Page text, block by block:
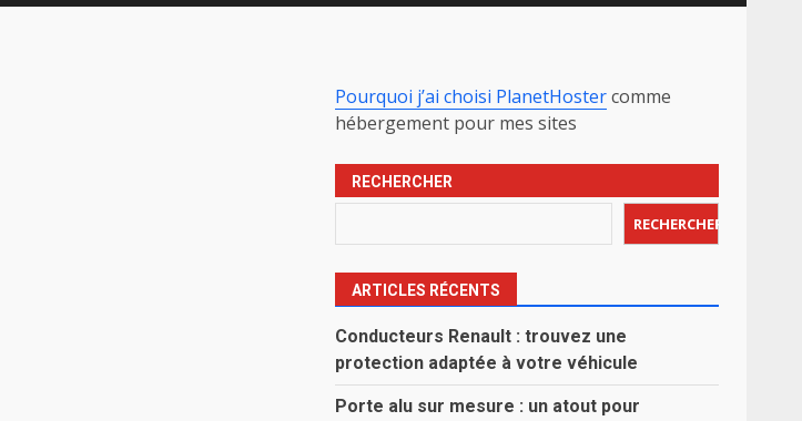
Pourquoi j’ai choisi PlanetHostercomme
hébergement pour mes sites
RECHERCHER
RECHERCHER
ARTICLES RÉCENTS
Conducteurs Renault : trouvez une
protection adaptée à votre véhicule
Porte alu sur mesure : un atout pour